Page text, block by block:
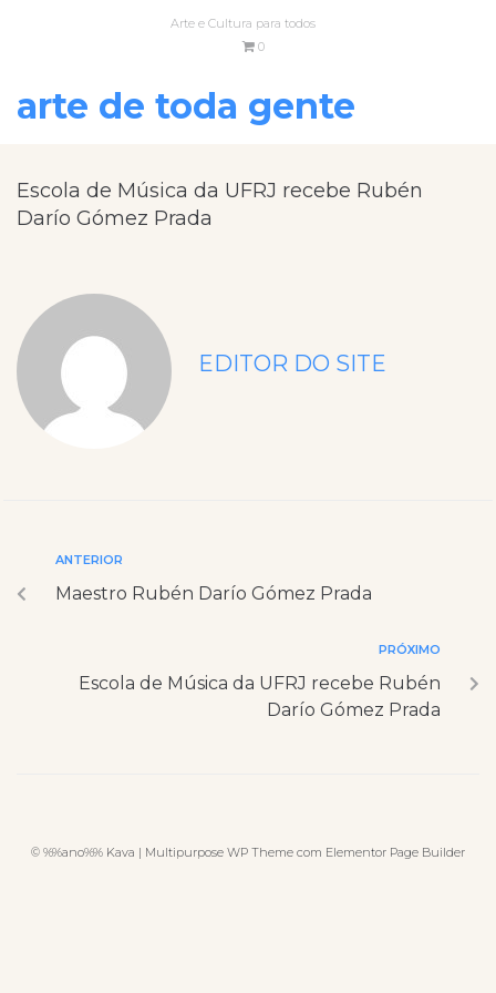
Arte e Cultura para todos
0
arte de toda gente
Escola de Música da UFRJ recebe Rubén
Darío Gómez Prada
EDITOR DO SITE
ANTERIOR
Maestro Rubén Darío Gómez Prada
PRÓXIMO
Escola de Música da UFRJ recebe Rubén
Darío Gómez Prada
© %%ano%% Kava | Multipurpose WP Theme com Elementor Page Builder